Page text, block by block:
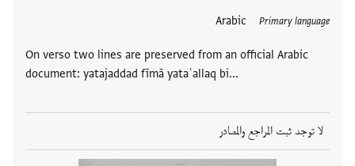
Primary language
Arabic
On verso two lines are preserved from an official Arabic
document: yatajaddad fīmā yataʿallaq bi...
لا توجد ثبت المراجع والمصادر